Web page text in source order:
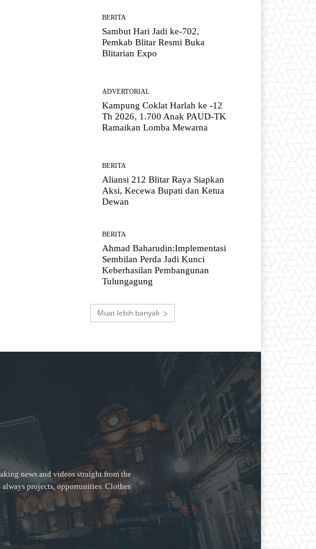
BERITA
Sambut Hari Jadi ke-702,
Pemkab Blitar Resmi Buka
Blitarian Expo
ADVERTORIAL
Kampung Coklat Harlah ke -12
Th 2026, 1.700 Anak PAUD-TK
Ramaikan Lomba Mewarna
BERITA
Aliansi 212 Blitar Raya Siapkan
Aksi, Kecewa Bupati dan Ketua
Dewan
BERITA
Ahmad Baharudin:Implementasi
Sembilan Perda Jadi Kunci
Keberhasilan Pembangunan
Tulungagung
Muat lebih banyak
news and videos straight from the
always projects, opportunities. Clothes